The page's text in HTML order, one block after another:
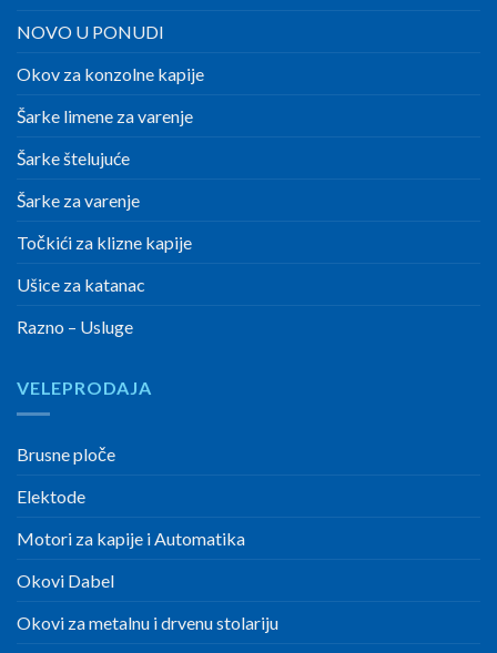
NOVO U PONUDI
Okov za konzolne kapije
Šarke limene za varenje
Šarke štelujuće
Šarke za varenje
Točkići za klizne kapije
Ušice za katanac
Razno – Usluge
VELEPRODAJA
Brusne ploče
Elektode
Motori za kapije i Automatika
Okovi Dabel
Okovi za metalnu i drvenu stolariju